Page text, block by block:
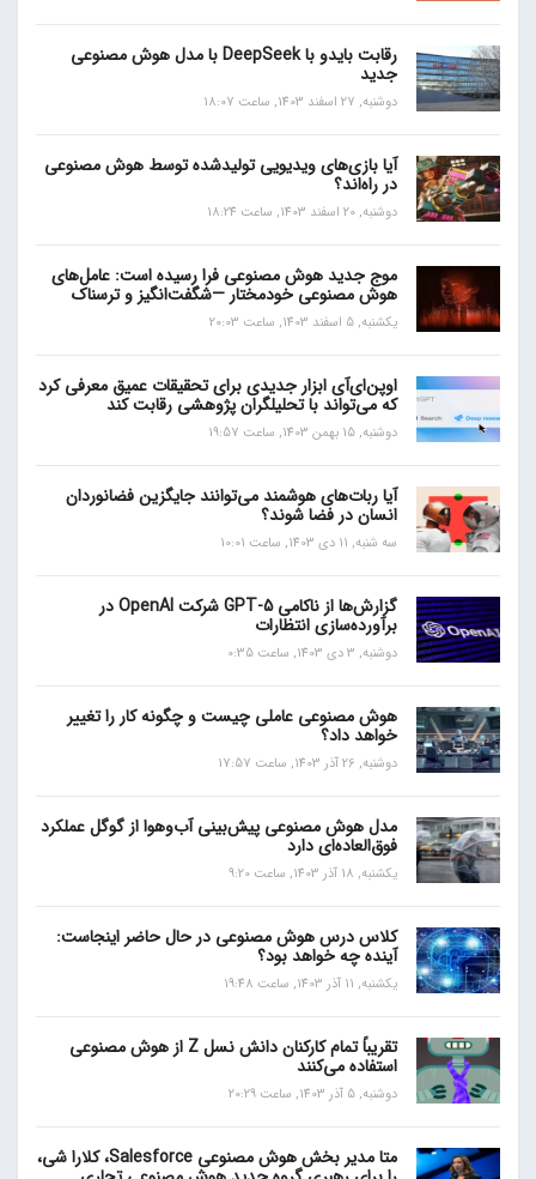
رقابت بایدو با DeepSeek با مدل هوش مصنوعی
جدید
دوشنبه, 27 اسفند 1403, ساعت 18:07
آیا بازی‌های ویدیویی تولیدشده توسط هوش مصنوعی
در راه‌اند؟
دوشنبه, 20 اسفند 1403, ساعت 18:24
موج جدید هوش مصنوعی فرا رسیده است: عامل‌های
هوش مصنوعی خودمختار —شگفت‌انگیز و ترسناک
یکشنبه, 5 اسفند 1403, ساعت 20:03
اوپن‌ای‌آی ابزار جدیدی برای تحقیقات عمیق معرفی کرد
که می‌تواند با تحلیلگران پژوهشی رقابت کند
دوشنبه, 15 بهمن 1403, ساعت 19:57
آیا ربات‌های هوشمند می‌توانند جایگزین فضانوردان
انسان در فضا شوند؟
سه شنبه, 11 دی 1403, ساعت 10:01
گزارش‌ها از ناکامی GPT-5 شرکت OpenAI در
برآورده‌سازی انتظارات
دوشنبه, 3 دی 1403, ساعت 0:35
هوش مصنوعی عاملی چیست و چگونه کار را تغییر
خواهد داد؟
دوشنبه, 26 آذر 1403, ساعت 17:57
مدل هوش مصنوعی پیش‌بینی آب‌و‌هوا از گوگل عملکرد
فوق‌العاده‌ای دارد
یکشنبه, 18 آذر 1403, ساعت 9:20
کلاس درس هوش مصنوعی در حال حاضر اینجاست:
آینده چه خواهد بود؟
یکشنبه, 11 آذر 1403, ساعت 19:48
تقریباً تمام کارکنان دانش نسل Z از هوش مصنوعی
استفاده می‌کنند
دوشنبه, 5 آذر 1403, ساعت 20:29
متا مدیر بخش هوش مصنوعی Salesforce، کلارا شی،